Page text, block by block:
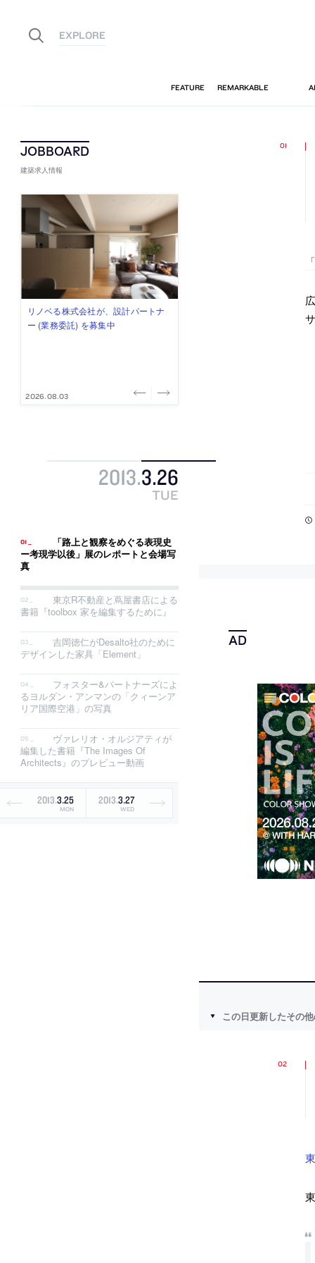
建築求人情報
佐々木慧が主宰する「axonometric株
式会社」が、設計スタッフ（経験
2026.08.07
古民家を軸に全国で“価値循環の仕組
み”を作り、リモートワーク主体の働
2026.08.03
リノベる株式会社が、設計パートナ
ー (業務委託) を募集中
2026.08.03
社会への影響力のある建築を手掛
け、スタッフ同士で助け合う環境づ
2026.07.31
代官山を拠点に活動する「梅澤竜也 /
ALA INC.」が、設計スタッフ・アル
2026.07.30
2013.3.26
TUE
「路上と観察をめぐる表現史
ー考現学以後」展のレポートと会場写
真
東京R不動産と蔦屋書店による
書籍『toolbox 家を編集するために』
吉岡徳仁がDesalto社のために
デザインした家具「Element」
フォスター&パートナーズによ
るヨルダン・アンマンの「クィーンア
リア国際空港」の写真
ヴァレリオ・オルジアティが
編集した書籍『The Images Of
Architects』のプレビュー動画
2013.3.25
MON
2013.3.27
WED
この日更新したその